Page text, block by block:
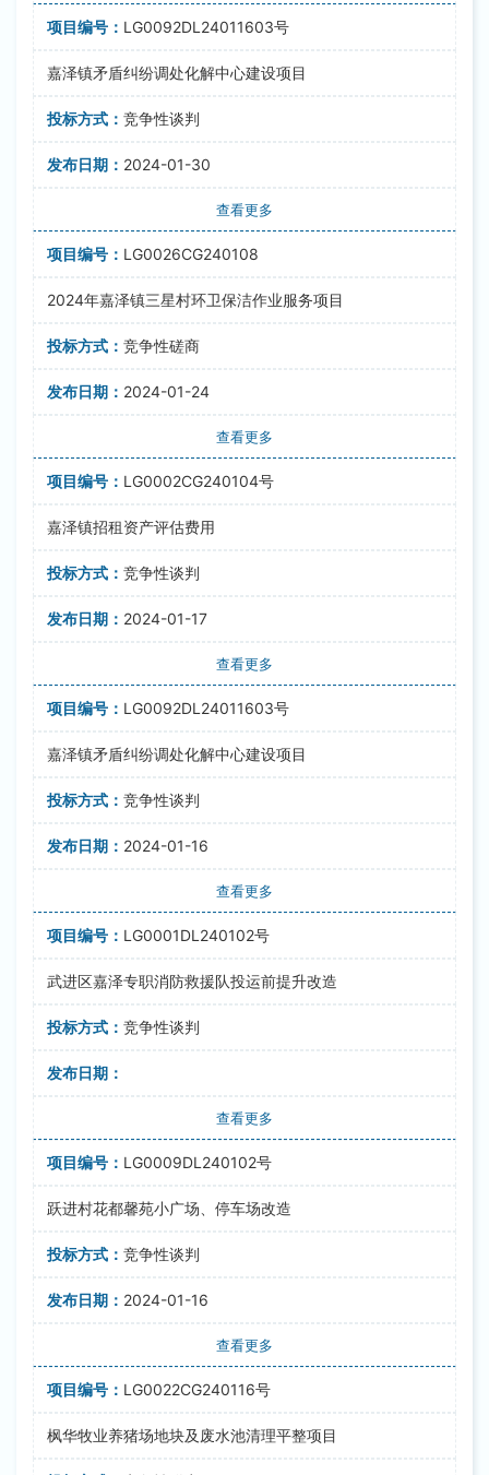
LG0092DL24011603号
嘉泽镇矛盾纠纷调处化解中心建设项目
竞争性谈判
2024-01-30
查看更多
LG0026CG240108
2024年嘉泽镇三星村环卫保洁作业服务项目
竞争性磋商
2024-01-24
查看更多
LG0002CG240104号
嘉泽镇招租资产评估费用
竞争性谈判
2024-01-17
查看更多
LG0092DL24011603号
嘉泽镇矛盾纠纷调处化解中心建设项目
竞争性谈判
2024-01-16
查看更多
LG0001DL240102号
武进区嘉泽专职消防救援队投运前提升改造
竞争性谈判
查看更多
LG0009DL240102号
跃进村花都馨苑小广场、停车场改造
竞争性谈判
2024-01-16
查看更多
LG0022CG240116号
枫华牧业养猪场地块及废水池清理平整项目